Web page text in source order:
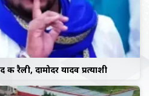
रैली, दामोदर यादव प्रत्याशी